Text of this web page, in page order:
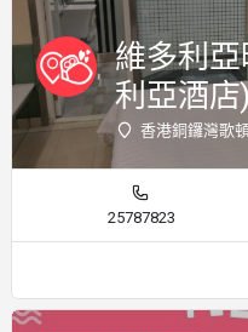
維多利
利亞酒店
香港銅鑼灣歌
25787823